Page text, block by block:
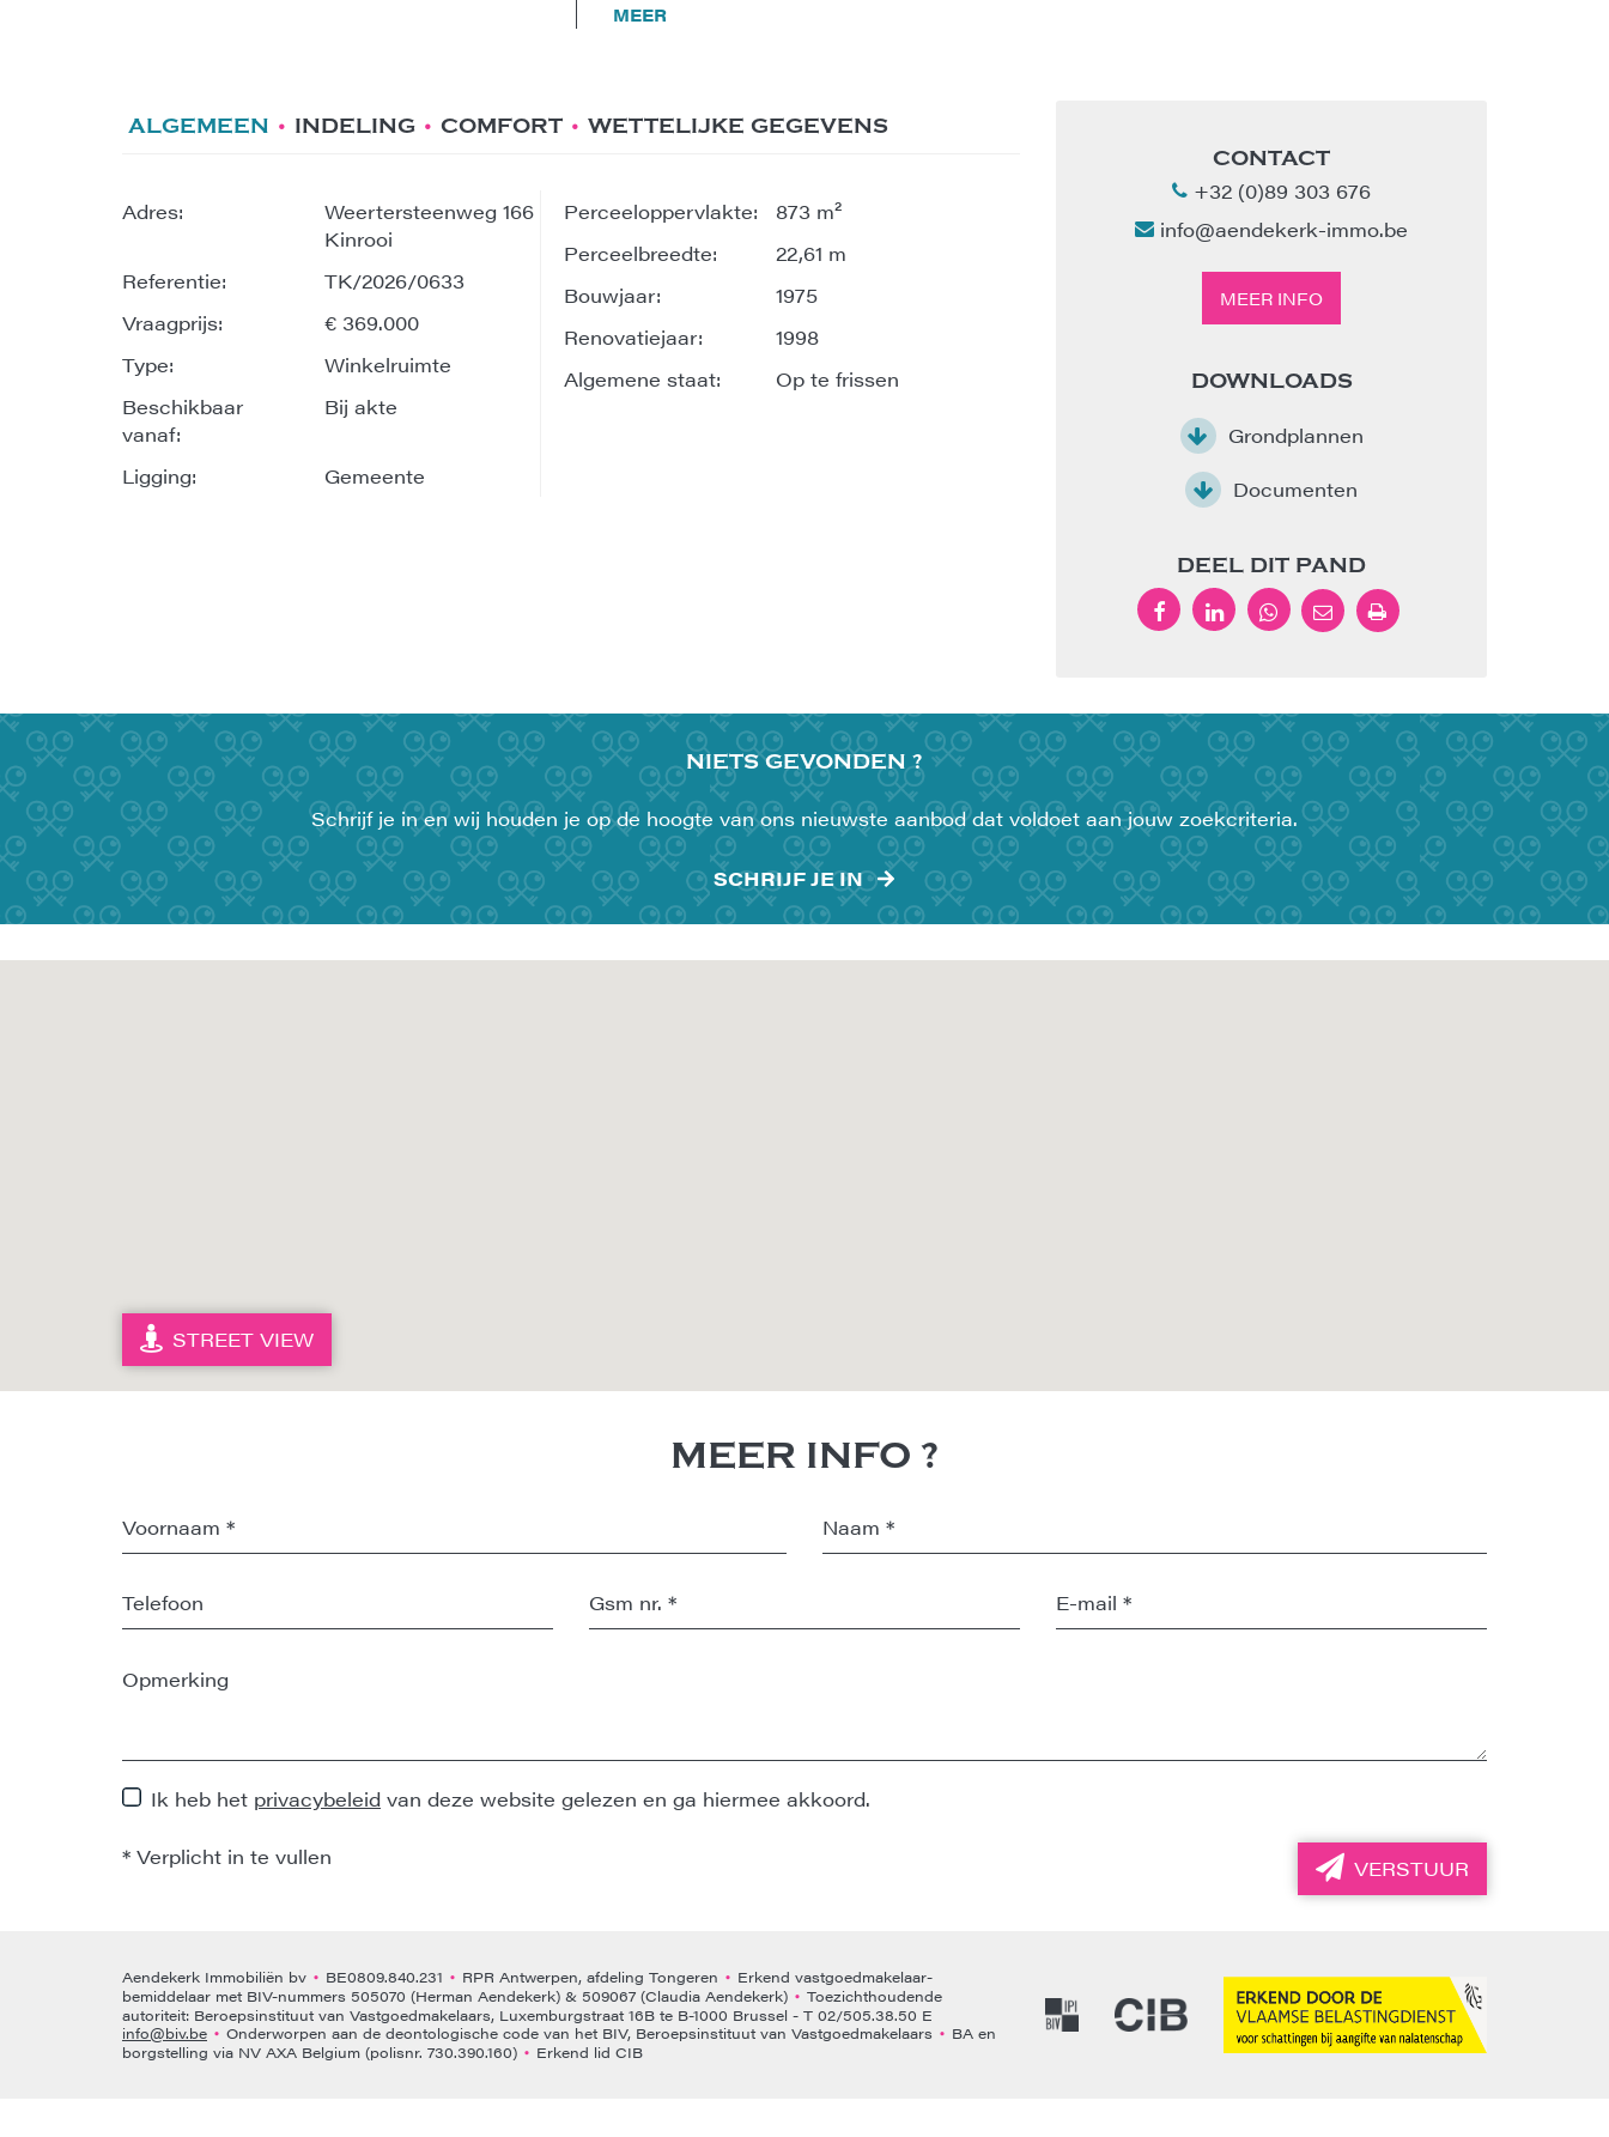
MEER
ALGEMEEN INDELING COMFORT WETTELIJKE GEGEVENS
Adres:
Weertersteenweg 166
Kinrooi
Referentie:
TK/2026/0633
Vraagprijs:
€ 369.000
Type:
Winkelruimte
Beschikbaar
vanaf:
Bij akte
Ligging: Gemeente
Perceeloppervlakte:
873 m²
Perceelbreedte:
22,61 m
Bouwjaar:
1975
Renovatiejaar:
1998
Algemene staat:
Op te frissen
CONTACT
+32 (0)89 303 676
info@aendekerk-immo.be
MEER INFO
DOWNLOADS
Grondplannen
Documenten
DEEL DIT PAND
NIETSGEVONDEN ?
Schrijf je in en wij houden je op de hoogte van ons nieuwste aanbod dat voldoet aan jouw zoekcriteria.
SCHRIJF JE IN
STREET VIEW
MEER INFO ?
Ik heb het privacybeleid van deze website gelezen en ga hiermee akkoord.
* Verplicht in te vullen VERSTUUR
Aendekerk Immobiliën bv • BE0809.840.231 • RPR Antwerpen, afdeling Tongeren • Erkend vastgoedmakelaar-
bemiddelaar met BIV-nummers 505070 (Herman Aendekerk) & 509067 (Claudia Aendekerk) • Toezichthoudende
autoriteit: Beroepsinstituut van Vastgoedmakelaars, Luxemburgstraat 16B te B-1000 Brussel - T 02/505.38.50 E
info@biv.be • Onderworpen aan de deontologische code van het BIV, Beroepsinstituut van Vastgoedmakelaars • BA en
borgstelling via NV AXA Belgium (polisnr. 730.390.160) • Erkend lid CIB